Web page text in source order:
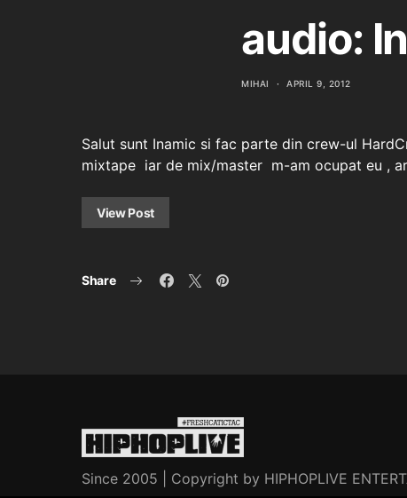
audio:
MIHAI APRIL 9, 2012
Salut sunt Inamic si fac parte din crew-ul
mixtape iar de mix/master m-am ocupat eu ,
View Post
Share
Since 2005 | Copyright by HIPHOPLIVE